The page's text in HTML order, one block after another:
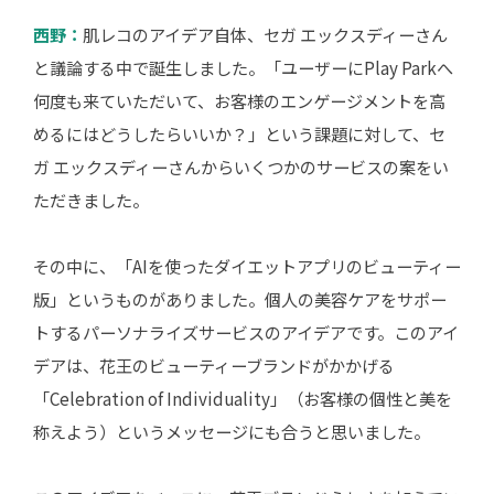
西野： 肌レコのアイデア自体、セガ エックスディーさん
と議論する中で誕生しました。「ユーザーにPlay Parkへ
何度も来ていただいて、お客様のエンゲージメントを高
めるにはどうしたらいいか？」という課題に対して、セ
ガ エックスディーさんからいくつかのサービスの案をい
ただきました。
その中に、「AIを使ったダイエットアプリのビューティー
版」というものがありました。個人の美容ケアをサポー
トするパーソナライズサービスのアイデアです。このアイ
デアは、花王のビューティーブランドがかかげる
「Celebration of Individuality」（お客様の個性と美を
称えよう）というメッセージにも合うと思いました。